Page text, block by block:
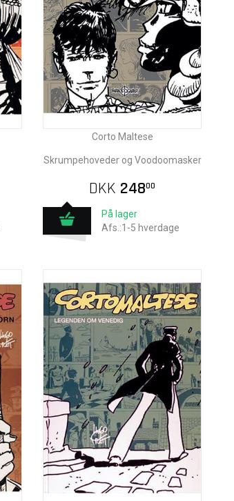
Corto Maltese
Skrumpehoveder og Voodoomasker
DKK 24800
På lager
Afs.:1-5 hverdage